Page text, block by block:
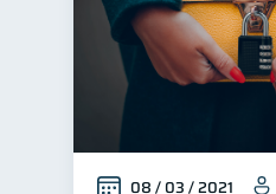
08 / 03 / 2021